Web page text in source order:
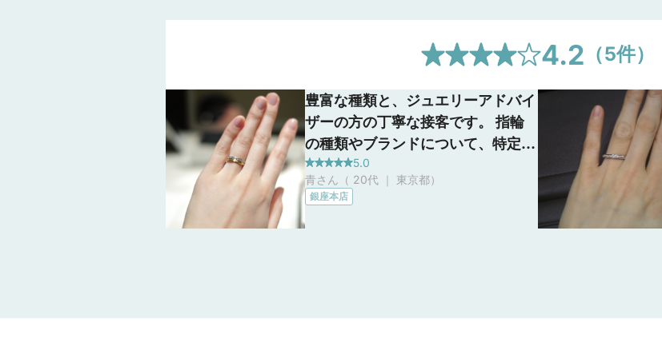
4.2 （5件）
豊富な種類と、ジュエリーアドバイ
ザーの方の丁寧な接客です。 指輪
の種類やブランドについて、特定の
ものが絞れていなかったので、たく
さんのラインナップがあるI-PRIMO
様をまず選びました。 なんとなく
5.0
青さん（ 20代 ｜ 東京都）
銀座本店